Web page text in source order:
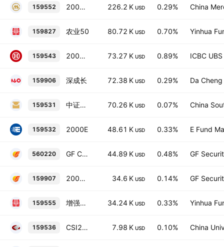
159552 2000增强 226.2 K USD 0.29% China
159827 农业50 80.72 K USD 0.70% Yinhua
159543 2000指基 73.27 K USD 0.89% ICBC
159906 深成长 72.38 K USD 0.29% Da
159531 中证2000 70.26 K USD 0.07% China
159532 2000E 48.61 K USD 0.33% E Fund
560220 GF CSI 2000 ETF 44.89 K USD 0.48% GF
159907 2000ETF 34.6 K USD 0.14% GF
159555 增强2000 34.24 K USD 0.33% Yinhua
159536 CSI2000 7.98 K USD 0.10% China